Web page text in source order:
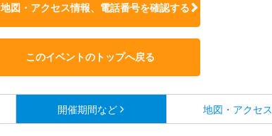
地図・アクセス情報、電話番号を確認する
このイベントのトップへ戻る
開催期間など 地図・アクセス